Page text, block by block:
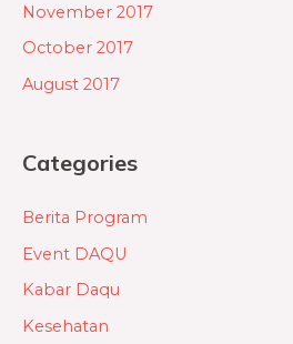
November 2017
October 2017
August 2017
Categories
Berita Program
Event DAQU
Kabar Daqu
Kesehatan